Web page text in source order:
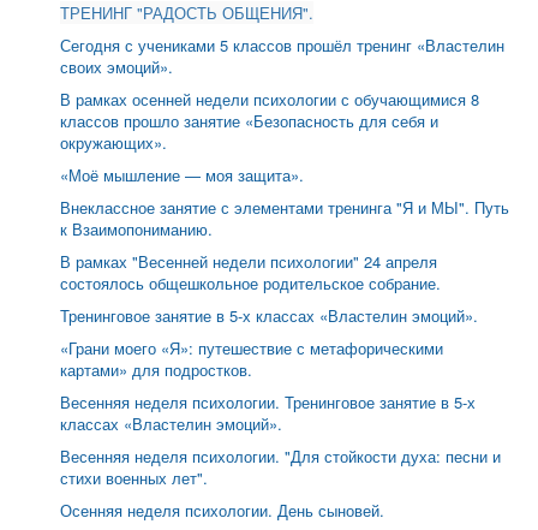
ТРЕНИНГ "РАДОСТЬ ОБЩЕНИЯ".
Сегодня с учениками 5 классов прошёл тренинг «Властелин
своих эмоций».
В рамках осенней недели психологии с обучающимися 8
классов прошло занятие «Безопасность для себя и
окружающих».
«Моё мышление — моя защита».
Внеклассное занятие с элементами тренинга "Я и МЫ". Путь
к Взаимопониманию.
В рамках "Весенней недели психологии" 24 апреля
состоялось общешкольное родительское собрание.
Тренинговое занятие в 5-х классах «Властелин эмоций».
«Грани моего «Я»: путешествие с метафорическими
картами» для подростков.
Весенняя неделя психологии. Тренинговое занятие в 5-х
классах «Властелин эмоций».
Весенняя неделя психологии. "Для стойкости духа: песни и
стихи военных лет".
Осенняя неделя психологии. День сыновей.